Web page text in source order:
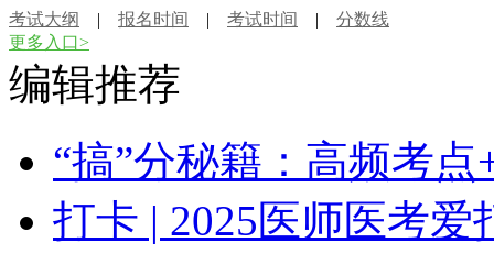
考试大纲 | 报名时间 | 考试时间 | 分数线
更多入口>
编辑推荐
“搞”分秘籍：高频考
打卡 | 2025医师医考爱